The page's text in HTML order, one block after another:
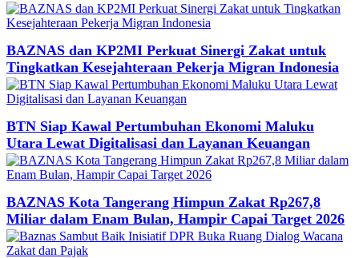
BAZNAS dan KP2MI Perkuat Sinergi Zakat untuk
Tingkatkan Kesejahteraan Pekerja Migran Indonesia
BTN Siap Kawal Pertumbuhan Ekonomi Maluku
Utara Lewat Digitalisasi dan Layanan Keuangan
BAZNAS Kota Tangerang Himpun Zakat Rp267,8
Miliar dalam Enam Bulan, Hampir Capai Target 2026